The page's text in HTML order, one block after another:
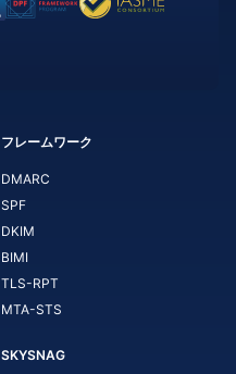
フレームワーク
DMARC
SPF
DKIM
BIMI
TLS-RPT
MTA-STS
SKYSNAG